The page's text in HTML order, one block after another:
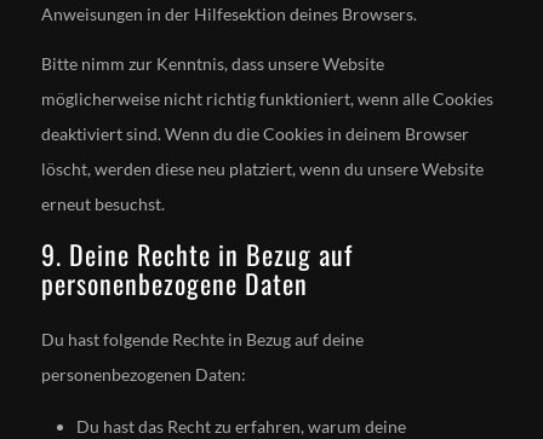
Anweisungen in der Hilfesektion deines Browsers.
Bitte nimm zur Kenntnis, dass unsere Website
möglicherweise nicht richtig funktioniert, wenn alle Cookies
deaktiviert sind. Wenn du die Cookies in deinem Browser
löscht, werden diese neu platziert, wenn du unsere Website
erneut besuchst.
9. Deine Rechte in Bezug auf
personenbezogene Daten
Du hast folgende Rechte in Bezug auf deine
personenbezogenen Daten:
Du hast das Recht zu erfahren, warum deine